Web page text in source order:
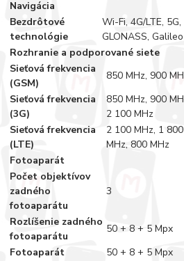
Navigácia
Bezdrôtové
technológie
Wi-Fi, 4G/LTE,
GLONASS, Galileo
Rozhranie a podporované siete
Sieťová frekvencia
(GSM)
850 MHz, 900
Sieťová frekvencia
(3G)
850 MHz, 900
2 100 MHz
Sieťová frekvencia
(LTE)
2 100 MHz, 1
MHz, 800 MHz
Fotoaparát
Počet objektívov
zadného
fotoaparátu
3
Rozlíšenie zadného
fotoaparátu
50 + 8 + 5 Mpx
Fotoaparát
50 + 8 + 5 Mpx